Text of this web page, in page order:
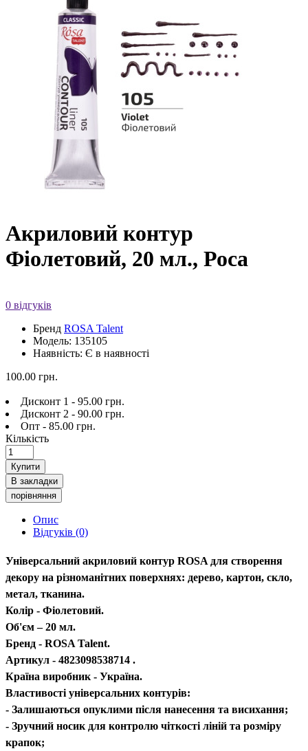
Акриловий контур
Фіолетовий, 20 мл., Роса
0 відгуків
Бренд ROSA Talent
Модель: 135105
Наявність: Є в наявності
100.00 грн.
Дисконт 1 - 95.00 грн.
Дисконт 2 - 90.00 грн.
Опт - 85.00 грн.
Кількість
Купити
В закладки
порівняння
Опис
Відгуків (0)
Універсальний акриловий контур ROSA для створення
декору на різноманітних поверхнях: дерево, картон, скло,
метал, тканина.
Колір - Фіолетовий.
Об'єм – 20 мл.
Бренд - ROSA Talent.
Артикул - 4823098538714 .
Країна виробник - Україна.
Властивості універсальних контурів:
- Залишаються опуклими після нанесення та висихання;
- Зручний носик для контролю чіткості ліній та розміру
крапок;